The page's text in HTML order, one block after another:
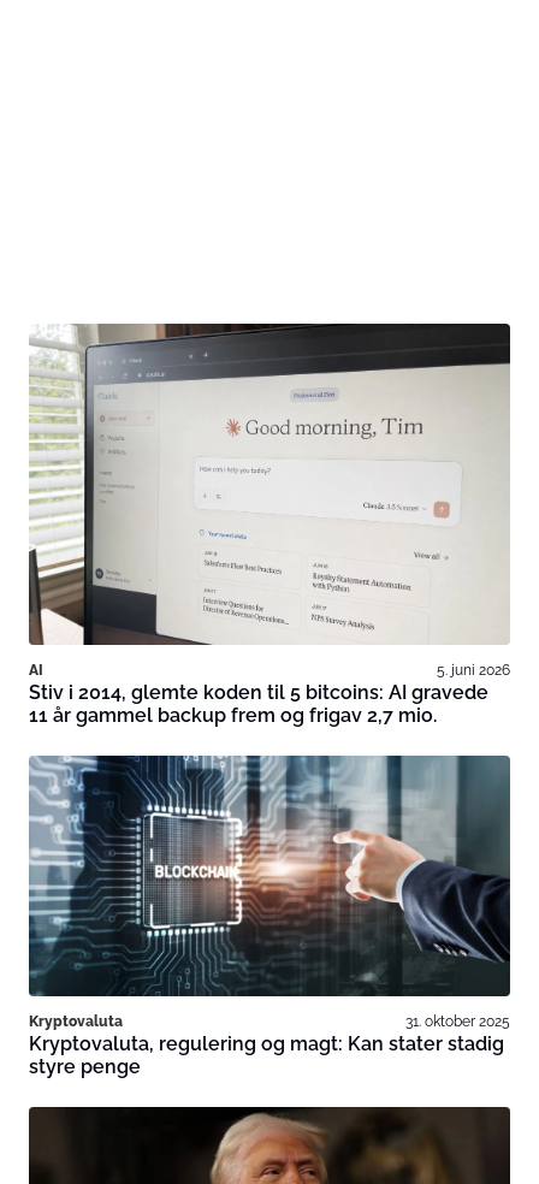
AI 5. juni 2026
Stiv i 2014, glemte koden til 5 bitcoins: AI gravede
11 år gammel backup frem og frigav 2,7 mio.
Kryptovaluta 31. oktober 2025
Kryptovaluta, regulering og magt: Kan stater stadig
styre penge